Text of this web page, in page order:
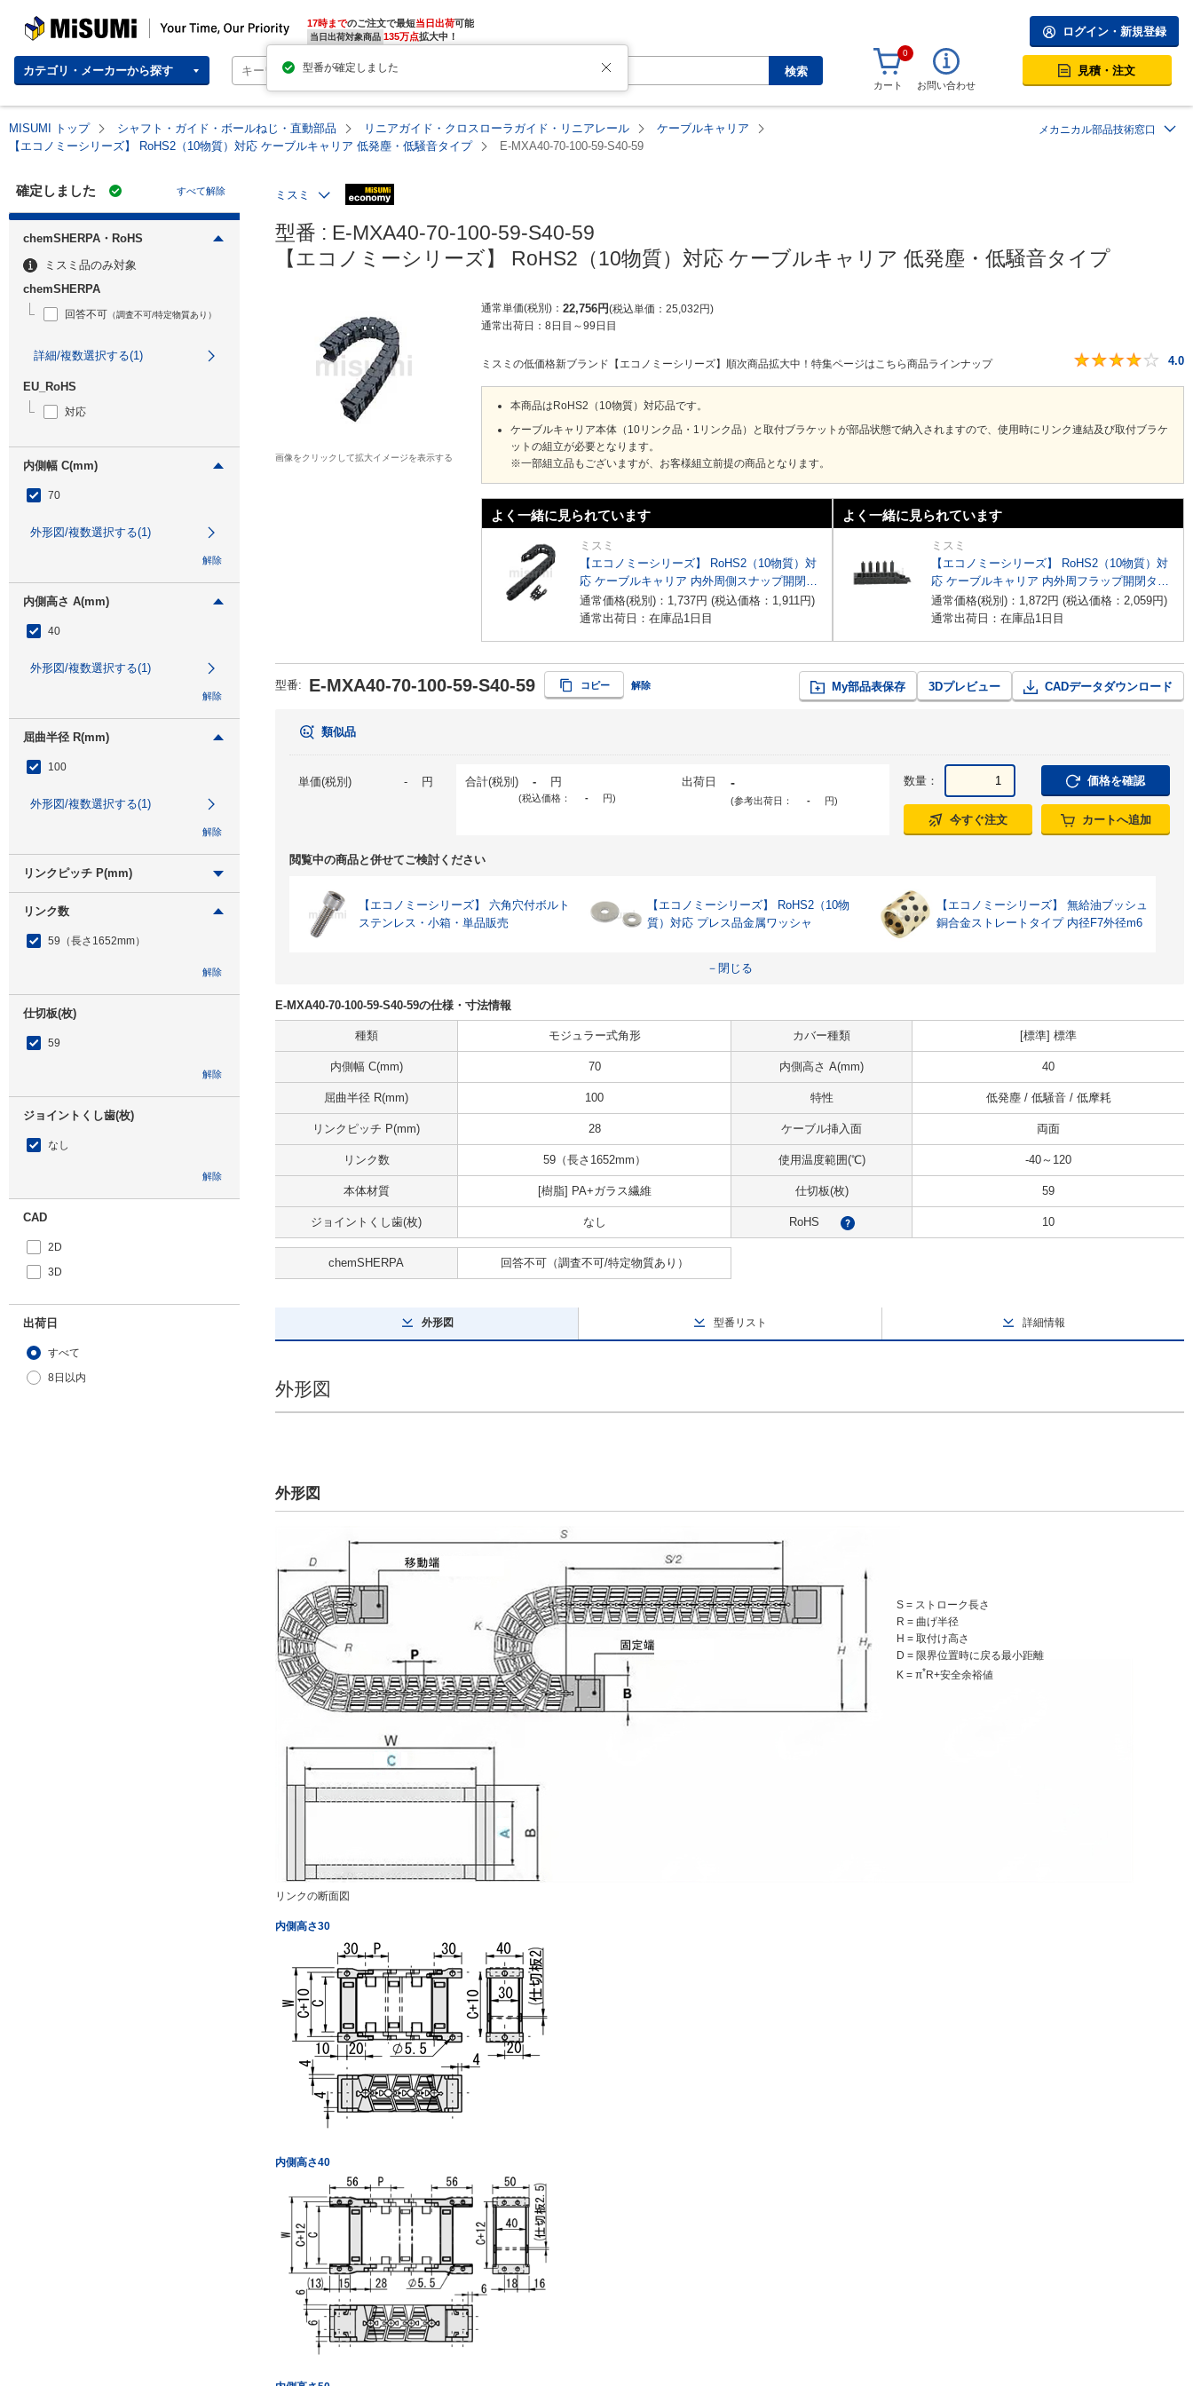
MISUMI | Your Time, Our Priority 17時までのご注文で最短当日出荷
当日出荷対象商品 135万点拡大中！
カテゴリ・メーカーから探す 検索
ログイン・新規登録
0
カート お問い合わせ
見積・注文
MISUMI トップ シャフト・ガイド・ボールねじ・直動部品 リニアガイド・クロスローラガイド・リニアレール
ケーブルキャリア
【エコノミーシリーズ】 RoHS2（10物質）対応 ケーブルキャリア 低発塵・低騒音タイプ
E-MXA40-70-100-59-S40-59
メカニカル部品技術窓口
確定しました すべて解除
chemSHERPA・RoHS
ミスミ品のみ対象
chemSHERPA
回答不可 （調査不可/特定物質あり）
詳細/複数選択する(1)
EU_RoHS
対応
内側幅 C(mm)
70
外形図/複数選択する(1)
解除
内側高さ A(mm)
40
外形図/複数選択する(1)
解除
屈曲半径 R(mm)
100
外形図/複数選択する(1)
解除
リンクピッチ P(mm)
外形図/複数選択する(1)
解除
リンク数
59（長さ1652mm）
解除
仕切板(枚)
59
解除
ジョイントくし歯(枚)
なし
解除
CAD
2D
3D
出荷日
すべて
8日以内
ミスミ
型番 : E-MXA40-70-100-59-S40-59
【エコノミーシリーズ】 RoHS2（10物質）対応 ケーブルキャリア 低発塵・低騒音タイプ
画像をクリックして拡大イメージを表示する
通常単価(税別) 22,756円 税込単価 25,032円
通常出荷日： 8日目 ～99日目
ミスミの低価格新ブランド【エコノミーシリーズ】順次商品拡大中！特集ページはこちら商品ラインナップ 4.0
本商品はRoHS2（10物質）対応品です。
ケーブルキャリア本体（10リンク品・1リンク品）と取付ブラケットが部品状態で納入されますので、使用時にリンク連結及び取付ブラケ
ットの組立が必要となります。
※一部組立品もございますが、お客様組立前提の商品となります。
よく一緒に見られています
ミスミ
【エコノミーシリーズ】 RoHS2（10物質）対
応 ケーブルキャリア 内外周側スナップ開閉タ
イプ
通常価格(税別)： 1,737円 (税込価格： 1,911円)
通常出荷日：在庫品1日目
よく一緒に見られています
ミスミ
【エコノミーシリーズ】 RoHS2（10物質）対
応 ケーブルキャリア 内外周フラップ開閉タイ
プ
通常価格(税別)： 1,872円 (税込価格： 2,059円)
通常出荷日：在庫品1日目
型番: E-MXA40-70-100-59-S40-59 コピー 解除 My部品表保存 3Dプレビュー CADデータダウンロード
類似品
単価(税別) - 円 合計(税別) - 円
(税込価格： - 円)
出荷日 -
(参考出荷日： - 円)
数量： 価格を確認
今すぐ注文 カートへ追加
閲覧中の商品と併せてご検討ください
【エコノミーシリーズ】 六角穴付ボルト
ステンレス・小箱・単品販売
【エコノミーシリーズ】 RoHS2（10物
質）対応 プレス品金属ワッシャ
【エコノミーシリーズ】 無給油ブッシュ
銅合金ストレートタイプ 内径F7外径m6
－閉じる
E-MXA40-70-100-59-S40-59の仕様・寸法情報
種類 モジュラー式角形 カバー種類 [標準] 標準
内側幅 C(mm) 70 内側高さ A(mm) 40
屈曲半径 R(mm) 100 特性 低発塵 / 低騒音 / 低摩耗
リンクピッチ P(mm) 28 ケーブル挿入面 両面
リンク数 59（長さ1652mm） 使用温度範囲(℃) -40～120
本体材質 [樹脂] PA+ガラス繊維 仕切板(枚) 59
ジョイントくし歯(枚) なし RoHS ? 10
chemSHERPA 回答不可（調査不可/特定物質あり）
外形図 型番リスト 詳細情報
外形図
外形図
S = ストローク長さ
R = 曲げ半径
H = 取付け高さ
D = 限界位置時に戻る最小距離
K = π*R+安全余裕値
リンクの断面図
内側高さ30
内側高さ40